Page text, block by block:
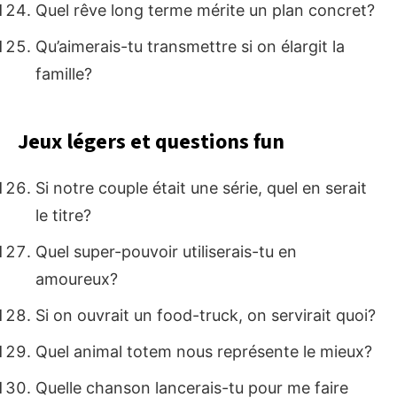
Quel rêve long terme mérite un plan concret?
Qu’aimerais-tu transmettre si on élargit la
famille?
Jeux légers et questions fun
Si notre couple était une série, quel en serait
le titre?
Quel super-pouvoir utiliserais-tu en
amoureux?
Si on ouvrait un food-truck, on servirait quoi?
Quel animal totem nous représente le mieux?
Quelle chanson lancerais-tu pour me faire